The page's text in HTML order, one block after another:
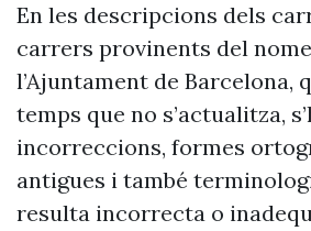
En les descripcions dels
carrers provinents del
l’Ajuntament de Barcelona,
temps que no s’actualitza,
incorreccions, formes
antigues i també
resulta incorrecta o